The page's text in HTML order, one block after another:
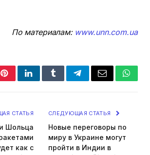
По материалам: www.unn.com.ua
PinterestLinkedInTumblrTelegramEmail
СТАТЬЯ
Шольца
как с
СЛЕДУЮЩАЯ СТАТЬЯ
Новые переговоры по
миру в Украине могут
пройти в Индии в